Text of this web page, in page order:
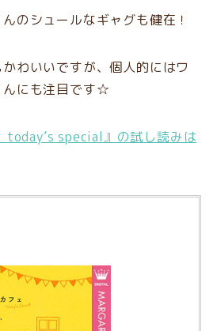
のシュールなギャグも健在！
わいいですが、個人的にはワ
んにも注目です☆
today’s special』の試し読みは